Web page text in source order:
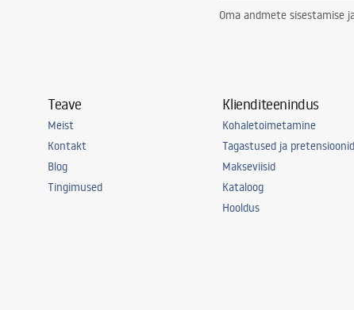
Oma andmete sisestamise
Teave
Meist
Kontakt
Blog
Tingimused
Klienditeenindus
Kohaletoimetamine
Tagastused ja pretensioonid
Makseviisid
Kataloog
Hooldus